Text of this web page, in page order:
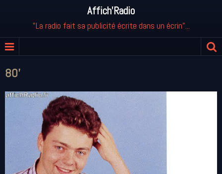
Affich'Radio
"La radio fait sa publicité écrite dans un écrin"...
80'